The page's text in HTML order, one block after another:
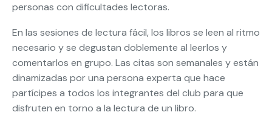
personas con dificultades lectoras.
En las sesiones de lectura fácil, los libros se leen al ritmo
necesario y se degustan doblemente al leerlos y
comentarlos en grupo. Las citas son semanales y están
dinamizadas por una persona experta que hace
partícipes a todos los integrantes del club para que
disfruten en torno a la lectura de un libro.